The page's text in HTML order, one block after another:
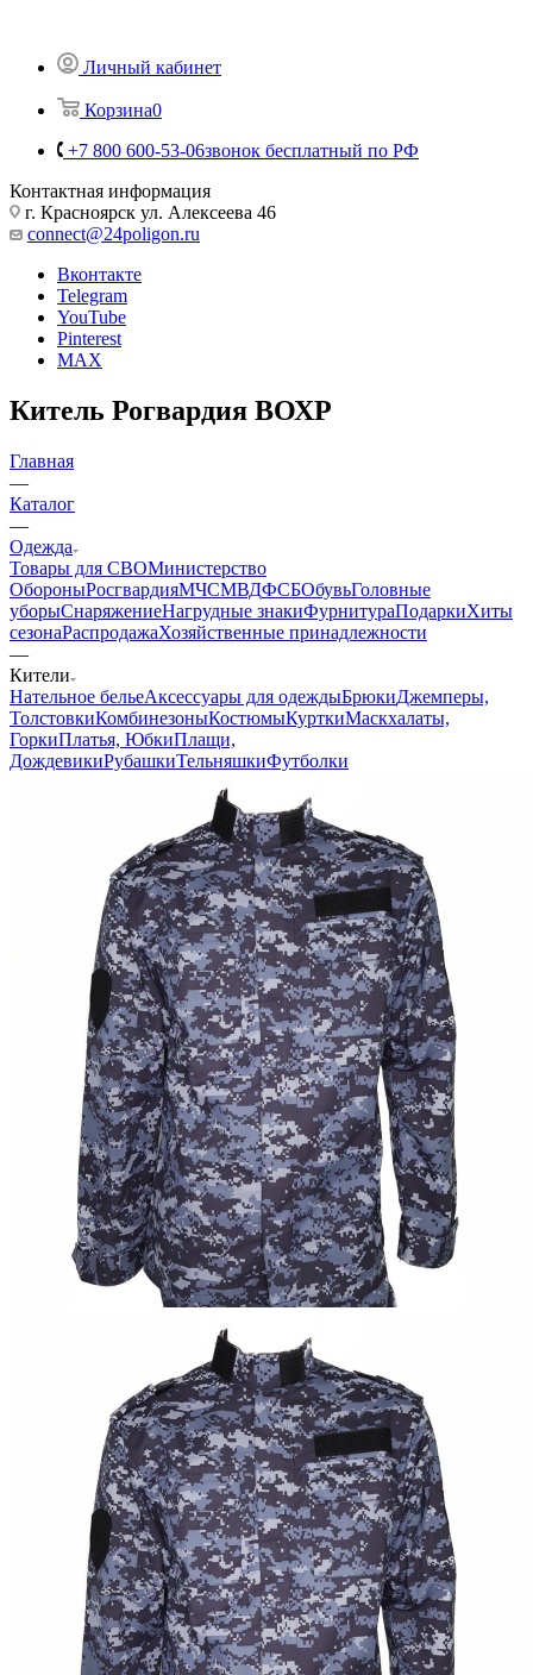
Личный кабинет
Корзина0
+7 800 600-53-06звонок бесплатный по РФ
Контактная информация
г. Красноярск ул. Алексеева 46
connect@24poligon.ru
Вконтакте
Telegram
YouTube
Pinterest
MAX
Китель Рогвардия ВОХР
Главная
—
Каталог
—
Одежда
Товары для СВОМинистерство
ОбороныРосгвардияМЧСМВДФСБОбувьГоловные
уборыСнаряжениеНагрудные знакиФурнитураПодаркиХиты
сезонаРаспродажаХозяйственные принадлежности
—
Кители
Нательное бельеАксессуары для одеждыБрюкиДжемперы,
ТолстовкиКомбинезоныКостюмыКурткиМаскхалаты,
ГоркиПлатья, ЮбкиПлащи,
ДождевикиРубашкиТельняшкиФутболки